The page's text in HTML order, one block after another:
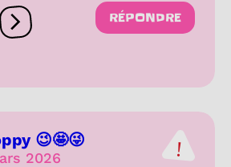
Ouvrir les réactions
RÉPONDRE
😉🤩😜
2026